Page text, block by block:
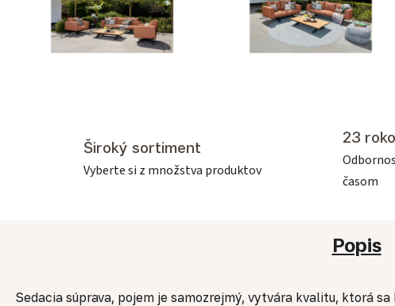
Široký sortiment
Vyberte si z množstva produktov
23
časom
Popis
Sedacia súprava, pojem je samozrejmý, vytvára kvalitu, ktorá